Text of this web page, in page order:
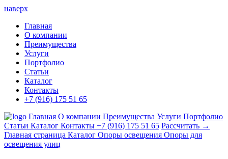
наверх
Главная
О компании
Преимущества
Услуги
Портфолио
Статьи
Каталог
Контакты
+7 (916) 175 51 65
Главная О компании Преимущества Услуги Портфолио
Статьи Каталог Контакты +7 (916) 175 51 65 Рассчитать →
Главная страница Каталог Опоры освещения Опоры для
освещения улиц